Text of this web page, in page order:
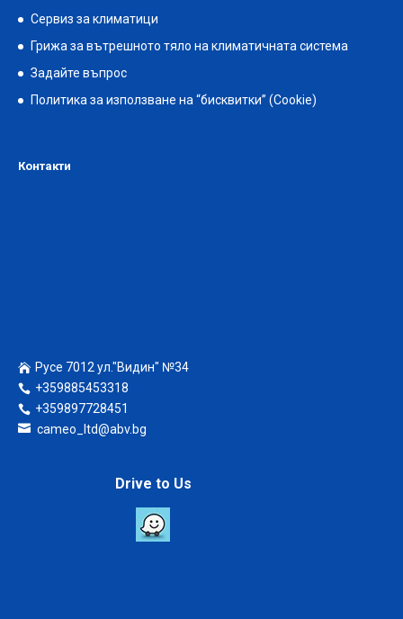
Сервиз за климатици
Грижа за вътрешното тяло на климатичната система
Задайте въпрос
Политика за използване на “бисквитки” (Cookie)
Контакти
Русе 7012 ул."Видин" №34
+359885453318
+359897728451
cameo_ltd@abv.bg
Drive to Us